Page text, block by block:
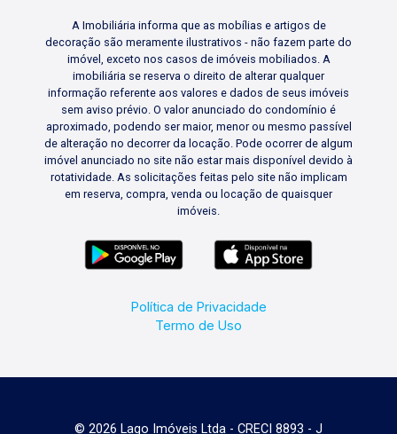
A Imobiliária informa que as mobílias e artigos de
decoração são meramente ilustrativos - não fazem parte do
imóvel, exceto nos casos de imóveis mobiliados. A
imobiliária se reserva o direito de alterar qualquer
informação referente aos valores e dados de seus imóveis
sem aviso prévio. O valor anunciado do condomínio é
aproximado, podendo ser maior, menor ou mesmo passível
de alteração no decorrer da locação. Pode ocorrer de algum
imóvel anunciado no site não estar mais disponível devido à
rotatividade. As solicitações feitas pelo site não implicam
em reserva, compra, venda ou locação de quaisquer
imóveis.
Política de Privacidade
Termo de Uso
© 2026 Lago Imóveis Ltda - CRECI 8893 - J